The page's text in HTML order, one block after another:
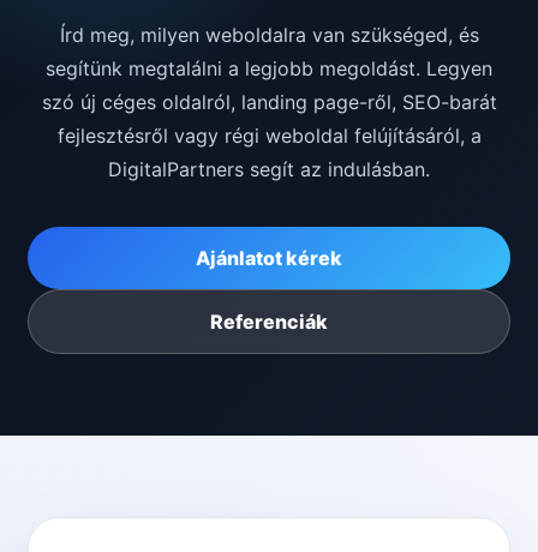
Írd meg, milyen weboldalra van szükséged, és
segítünk megtalálni a legjobb megoldást. Legyen
szó új céges oldalról, landing page-ről, SEO-barát
fejlesztésről vagy régi weboldal felújításáról, a
DigitalPartners segít az indulásban.
Ajánlatot kérek
Referenciák